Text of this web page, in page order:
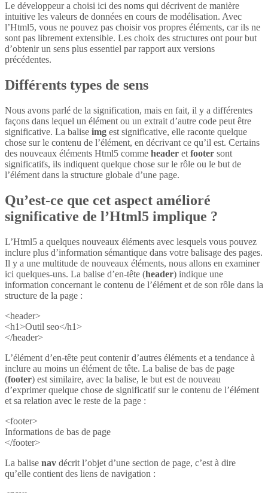
Le développeur a choisi ici des noms qui décrivent de manière
intuitive les valeurs de données en cours de modélisation. Avec
l’Html5, vous ne pouvez pas choisir vos propres éléments, car ils ne
sont pas librement extensible. Les choix des structures ont pour but
d’obtenir un sens plus essentiel par rapport aux versions
précédentes.
Différents types de sens
Nous avons parlé de la signification, mais en fait, il y a différentes
façons dans lequel un élément ou un extrait d’autre code peut être
significative. La balise img est significative, elle raconte quelque
chose sur le contenu de l’élément, en décrivant ce qu’il est. Certains
des nouveaux éléments Html5 comme header et footer sont
significatifs, ils indiquent quelque chose sur le rôle ou le but de
l’élément dans la structure globale d’une page.
Qu’est-ce que cet aspect amélioré
significative de l’Html5 implique ?
L’Html5 a quelques nouveaux éléments avec lesquels vous pouvez
inclure plus d’information sémantique dans votre balisage des pages.
Il y a une multitude de nouveaux éléments, nous allons en examiner
ici quelques-uns. La balise d’en-tête (header) indique une
information concernant le contenu de l’élément et de son rôle dans la
structure de la page :
<header>
<h1>Outil seo</h1>
</header>
L’élément d’en-tête peut contenir d’autres éléments et a tendance à
inclure au moins un élément de tête. La balise de bas de page
(footer) est similaire, avec la balise, le but est de nouveau
d’exprimer quelque chose de significatif sur le contenu de l’élément
et sa relation avec le reste de la page :
<footer>
Informations de bas de page
</footer>
La balise nav décrit l’objet d’une section de page, c’est à dire
qu’elle contient des liens de navigation :